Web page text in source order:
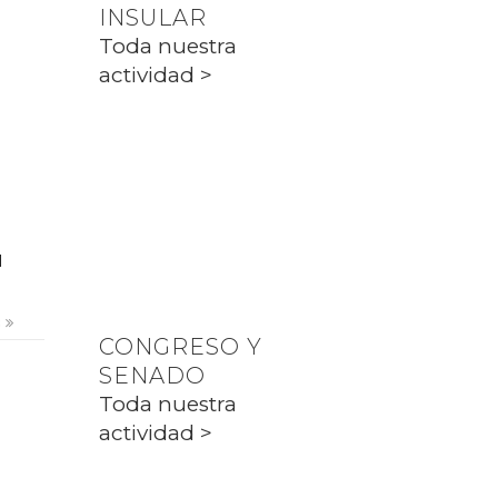
PP CIUTADELLA
INSULAR
Toda nuestra
actividad >
CONGRESO Y
SENADO
Toda nuestra
actividad >